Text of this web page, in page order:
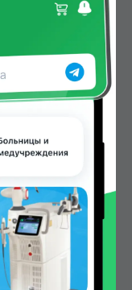
купить
№2, Дору
фарм №7,
и других